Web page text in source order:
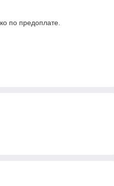
по предоплате.